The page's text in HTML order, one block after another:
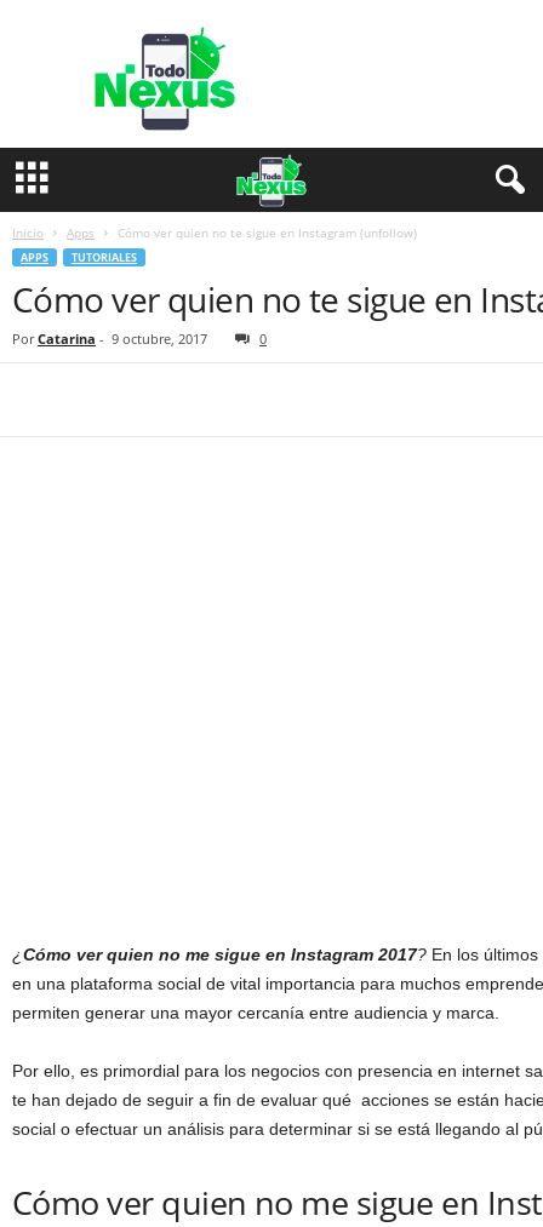
e
Inicio Apps Cómo ver quien no te sigue en Instagram (unfollow)
APPS TUTORIALES
Cómo ver quien no te sigue en
Por Catarina - 9 octubre, 2017 0
¿Cómo ver quien no me sigue en Instagram 2017? En los
en una plataforma social de vital importancia para muchos
permiten generar una mayor cercanía entre audiencia y marca.
Por ello, es primordial para los negocios con presencia en internet
te han dejado de seguir a fin de evaluar qué acciones se están
social o efectuar un análisis para determinar si se está llegando al
Cómo ver quien no me sigue en